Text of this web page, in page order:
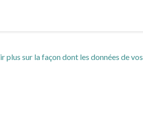
plus sur la façon dont les données de vos